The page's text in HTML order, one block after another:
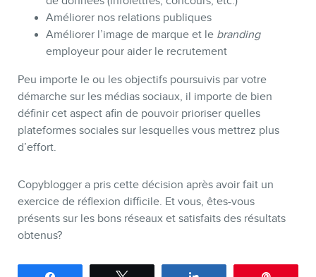
Améliorer nos relations publiques
Améliorer l’image de marque et le branding
employeur pour aider le recrutement
Peu importe le ou les objectifs poursuivis par votre
démarche sur les médias sociaux, il importe de bien
définir cet aspect afin de pouvoir prioriser quelles
plateformes sociales sur lesquelles vous mettrez plus
d’effort.
Copyblogger a pris cette décision après avoir fait un
exercice de réflexion difficile. Et vous, êtes-vous
présents sur les bons réseaux et satisfaits des résultats
obtenus?